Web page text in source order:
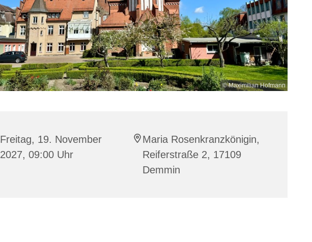
© Maximilian Hofmann
Freitag, 19. November
2027, 09:00 Uhr
Maria Rosenkranzkönigin,
Reiferstraße 2, 17109
Demmin